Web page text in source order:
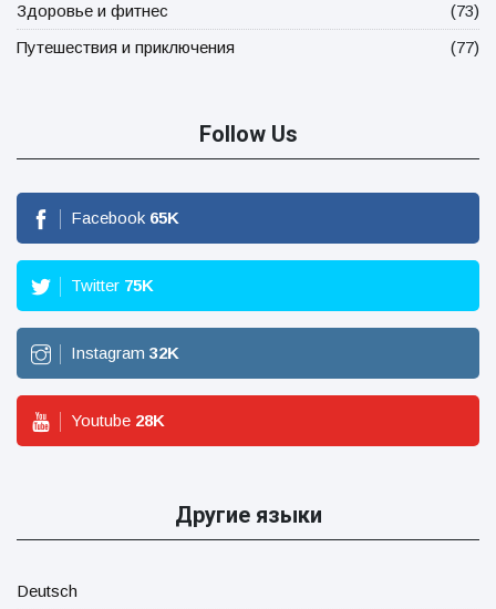
Здоровье и фитнес
(73)
Путешествия и приключения
(77)
Follow Us
Facebook 65K
Twitter 75K
Instagram 32K
Youtube 28K
Другие языки
Deutsch